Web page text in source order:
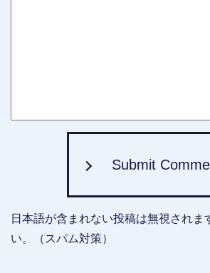
Submit
日本語が含まれない投稿は無視されま
い。（スパム対策）